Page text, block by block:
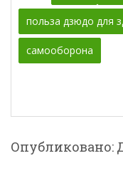
польза дзюдо для
самооборона
Опубликовано: